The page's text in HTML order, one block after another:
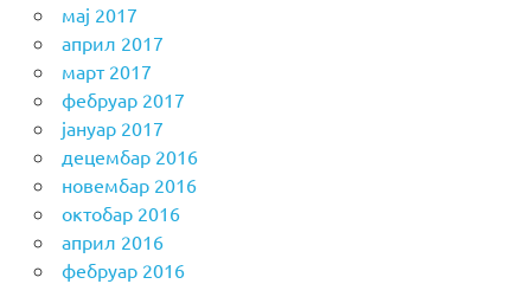
мај 2017
април 2017
март 2017
фебруар 2017
јануар 2017
децембар 2016
новембар 2016
октобар 2016
април 2016
фебруар 2016